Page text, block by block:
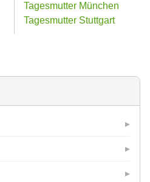
Tagesmutter München
Tagesmutter Stuttgart